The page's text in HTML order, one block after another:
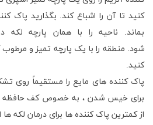
کنید تا آن را اشباع کند.
بماند. ناحیه را با همان پارچه لکه
شود. منطقه را با یک پارچه تمیز و
کنید.
پاک کننده های مایع را مستقیماً روی
برای خیس شدن ، به خصوص کف حافظه
از کمترین پاک کننده ها برای درمان لکه